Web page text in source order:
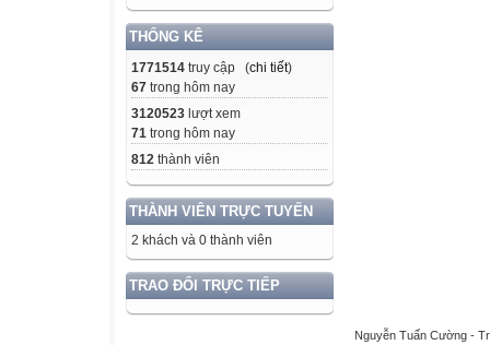
THỐNG KÊ
1771514 truy cập (chi tiết)
67 trong hôm nay
3120523 lượt xem
71 trong hôm nay
812 thành viên
THÀNH VIÊN TRỰC TUYẾN
2 khách và 0 thành viên
TRAO ĐỔI TRỰC TIẾP
Nguyễn Tuấn Cường -